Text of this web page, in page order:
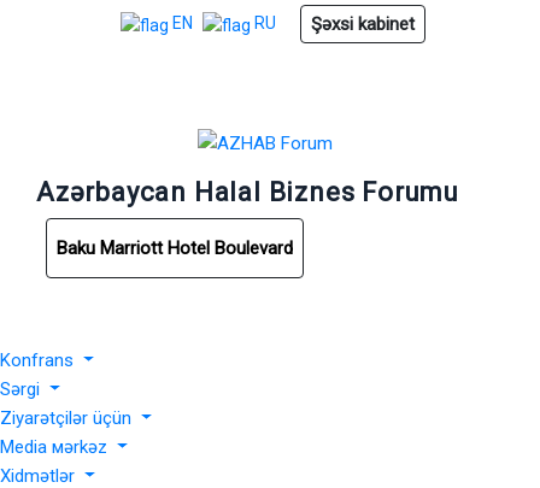
EN RU Şəxsi kabinet
Azərbaycan Halal Biznes Forumu
Baku Marriott Hotel Boulevard
Konfrans
Sərgi
Ziyarətçilər üçün
Media мərkəz
Xidmətlər